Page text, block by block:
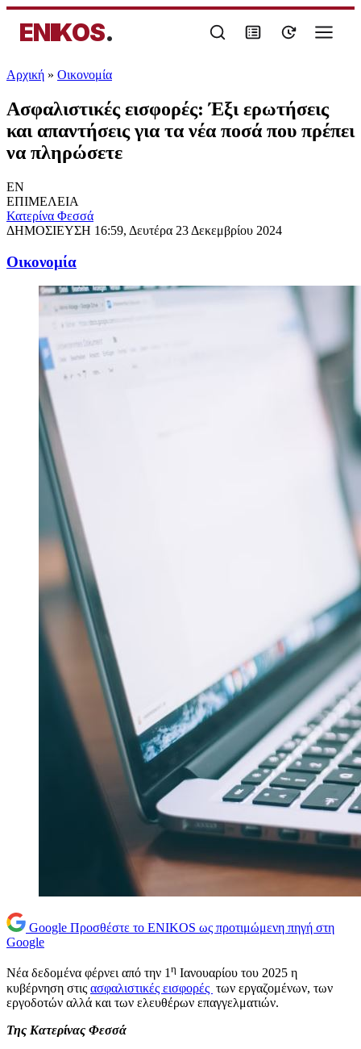
ENIKOS.
Αρχική » Oικονομία
Ασφαλιστικές εισφορές: Έξι ερωτήσεις
και απαντήσεις για τα νέα ποσά που πρέπει
να πληρώσετε
EN
ΕΠΙΜΕΛΕΙΑ
Κατερίνα Φεσσά
ΔΗΜΟΣΙΕΥΣΗ 16:59, Δευτέρα 23 Δεκεμβρίου 2024
Oικονομία
Google Προσθέστε το ENIKOS ως προτιμώμενη πηγή στη
Google
Νέα δεδομένα φέρνει από την 1η Ιανουαρίου του 2025 η
κυβέρνηση στις ασφαλιστικές εισφορές των εργαζομένων, των
εργοδοτών αλλά και των ελευθέρων επαγγελματιών.
Της Κατερίνας Φεσσά